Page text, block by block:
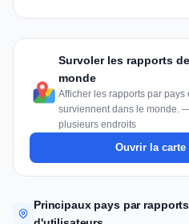
Survoler les rapports
monde
Afficher les rapports par
surviennent dans le monde.
plusieurs endroits
Ouvrir la carte
Principaux pays par rapports